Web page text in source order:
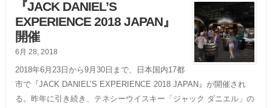
『JACK DANIEL’S
EXPERIENCE 2018 JAPAN』
開催
6月 28, 2018
2018年6月23日から9月30日まで、日本国内17都
市で『JACK DANIEL’S EXPERIENCE 2018 JAPAN』が開催され
る。昨年に引き続き、テネシーウイスキー「ジャック ダニエル」の